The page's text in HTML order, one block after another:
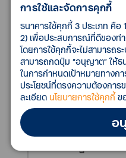
ประโยชน์ที่ลูกค้าได้รับ
การให้บริการสินเชื่
งานภาครัฐ
การใช้และจัดการคุกกี้
ธนาคารใช้คุกกี้ 3 ประเภท คือ
2) เพื่อประสบการณ์ที่ดีของท่า
โดยการใช้คุกกี้จะไม่สามารถ
สามารถกดปุ่ม “อนุญาต” ให้ธ
ในการกำหนดเป้าหมายทางก
ประโยชน์ที่ตรงความต้องกา
ละเอียด นโยบายการใช้คุกกี้ ข
อ